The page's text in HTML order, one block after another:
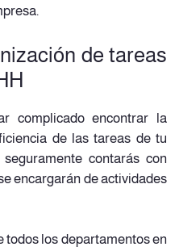
de tareas
complicado encontrar la
de las tareas de tu
contarás con
encargarán de actividades
todos los departamentos en